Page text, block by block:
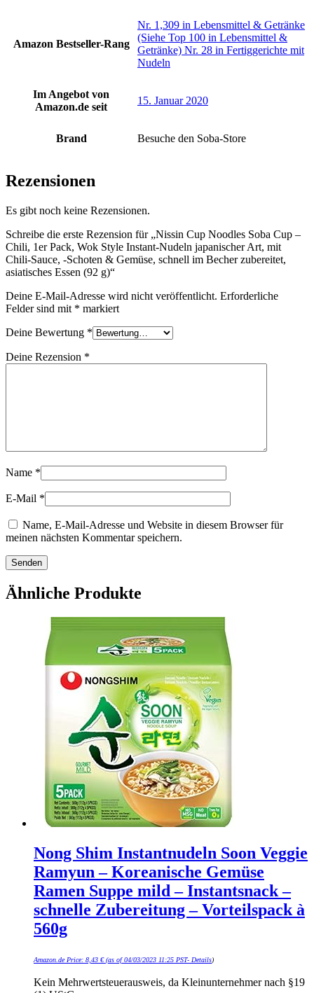
Amazon Bestseller-Rang
Nr. 1,309 in Lebensmittel & Getränke
(Siehe Top 100 in Lebensmittel &
Getränke) Nr. 28 in Fertiggerichte mit
Nudeln
Im Angebot von
Amazon.de seit
15. Januar 2020
Brand Besuche den Soba-Store
Rezensionen
Es gibt noch keine Rezensionen.
Schreibe die erste Rezension für „Nissin Cup Noodles Soba Cup –
Chili, 1er Pack, Wok Style Instant-Nudeln japanischer Art, mit
Chili-Sauce, -Schoten & Gemüse, schnell im Becher zubereitet,
asiatisches Essen (92 g)“
Deine E-Mail-Adresse wird nicht veröffentlicht. Erforderliche
Felder sind mit * markiert
Deine Bewertung *
Deine Rezension *
Name *
E-Mail *
Name, E-Mail-Adresse und Website in diesem Browser für
meinen nächsten Kommentar speichern.
Ähnliche Produkte
Nong Shim Instantnudeln Soon Veggie
Ramyun – Koreanische Gemüse
Ramen Suppe mild – Instantsnack –
schnelle Zubereitung – Vorteilspack à
560g
Amazon.de Price: 8,43 €(as of 04/03/2023 11:25 PST- Details)
Kein Mehrwertsteuerausweis, da Kleinunternehmer nach §19